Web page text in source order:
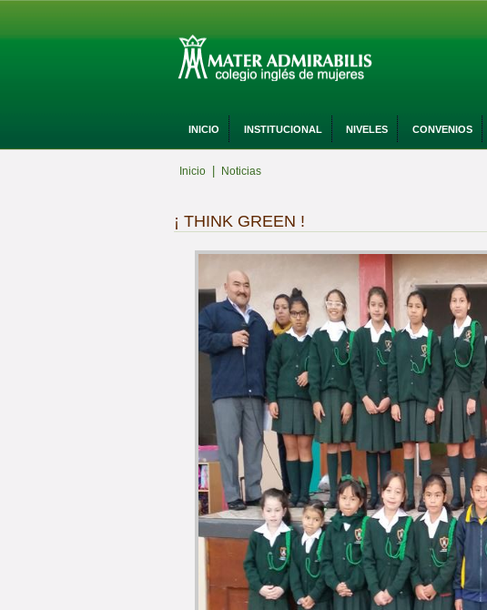
INICIO INSTITUCIONAL NIVELES CONVENIOS
Inicio Noticias
¡ THINK GREEN !